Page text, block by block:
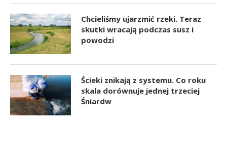
Chcieliśmy ujarzmić rzeki. Teraz
skutki wracają podczas susz i
powodzi
Ścieki znikają z systemu. Co roku
skala dorównuje jednej trzeciej
Śniardw